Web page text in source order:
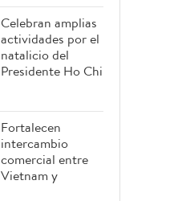
Celebran amplias
actividades por el
natalicio del
Presidente Ho Chi
Fortalecen
intercambio
comercial entre
Vietnam y